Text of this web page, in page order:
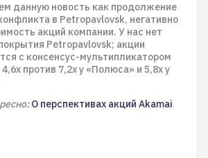
данную новость как продолжение
в Petropavlovsk, негативно
акций компании. У нас нет
Petropavlovsk; акции
с консенсус-мультипликатором
против 7,2x у «Полюса» и 5,8x у
О перспективах акций Akamai